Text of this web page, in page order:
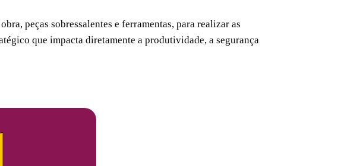
peças sobressalentes e ferramentas, para realizar as
que impacta diretamente a produtividade, a segurança